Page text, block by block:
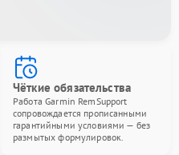
Чёткие обязательства
Работа Garmin RemSupport
сопровождается прописанными
гарантийными условиями — без
размытых формулировок.